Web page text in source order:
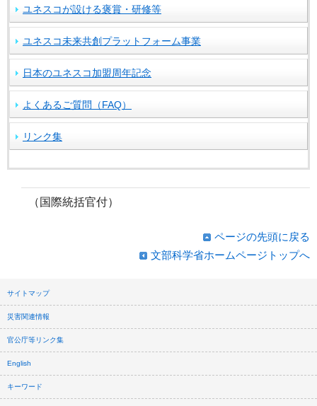
ユネスコが設ける褒賞・研修等
ユネスコ未来共創プラットフォーム事業
日本のユネスコ加盟周年記念
よくあるご質問（FAQ）
リンク集
（国際統括官付）
ページの先頭に戻る
文部科学省ホームページトップへ
サイトマップ
災害関連情報
官公庁等リンク集
English
キーワード